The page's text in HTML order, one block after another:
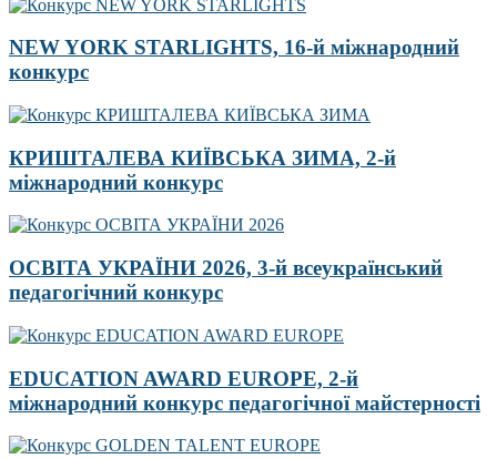
NEW YORK STARLIGHTS, 16-й міжнародний
конкурс
КРИШТАЛЕВА КИЇВСЬКА ЗИМА, 2-й
міжнародний конкурс
ОСВІТА УКРАЇНИ 2026, 3-й всеукраїнський
педагогічний конкурс
EDUCATION AWARD EUROPE, 2-й
міжнародний конкурс педагогічної майстерності